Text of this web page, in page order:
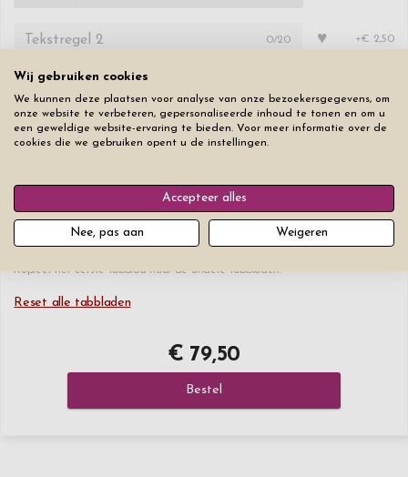
0/20 ♥ +€ 2,50
Lettertype Lettergrootte
Kopieer het eerste tabblad naar de andere tabbladen.
Reset alle tabbladen
€ 79,50
Bestel
Wij gebruiken cookies
We kunnen deze plaatsen voor analyse van onze bezoekersgegevens, om
onze website te verbeteren, gepersonaliseerde inhoud te tonen en om u
een geweldige website-ervaring te bieden. Voor meer informatie over de
cookies die we gebruiken opent u de instellingen.
Accepteer alles
Nee, pas aan Weigeren